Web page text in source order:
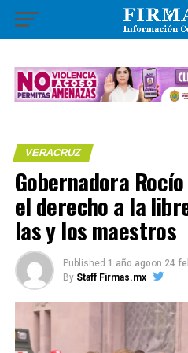
VERACRUZ
Gobernadora
el derecho a la
las y los maestros
Published 1 año agoon 24
By Staff Firmas.mx